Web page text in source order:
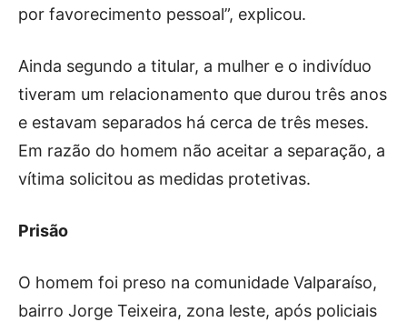
por favorecimento pessoal”, explicou.
Ainda segundo a titular, a mulher e o indivíduo
tiveram um relacionamento que durou três anos
e estavam separados há cerca de três meses.
Em razão do homem não aceitar a separação, a
vítima solicitou as medidas protetivas.
Prisão
O homem foi preso na comunidade Valparaíso,
bairro Jorge Teixeira, zona leste, após policiais